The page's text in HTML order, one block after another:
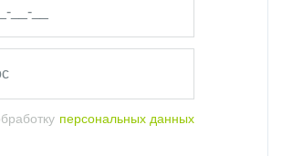
персональных данных